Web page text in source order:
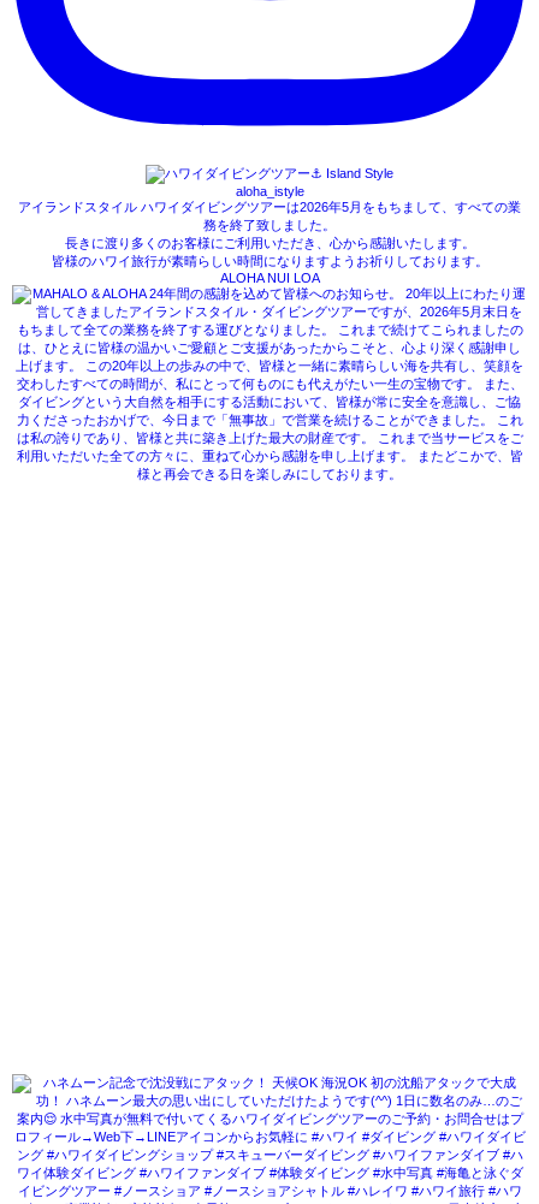
aloha_istyle
アイランドスタイル ハワイダイビングツアーは2026年5月をもちまして、すべての業
務を終了致しました。
長きに渡り多くのお客様にご利用いただき、心から感謝いたします。
皆様のハワイ旅行が素晴らしい時間になりますようお祈りしております。
ALOHA NUI LOA